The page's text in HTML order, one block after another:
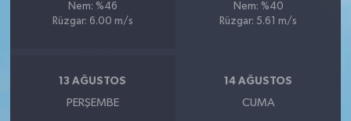
Nem: %46
Rüzgar: 6.00 m/s
Nem: %40
Rüzgar: 5.61 m/s
13 AĞUSTOS
PERŞEMBE
14 AĞUSTOS
CUMA